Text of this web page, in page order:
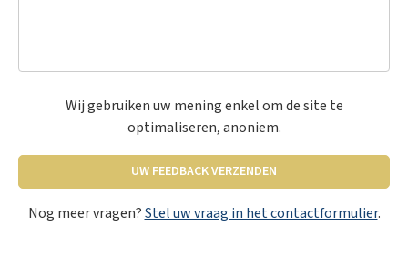
Wij gebruiken uw mening enkel om de site te
optimaliseren, anoniem.
UW FEEDBACK VERZENDEN
Nog meer vragen?Stel uw vraag in het contactformulier.